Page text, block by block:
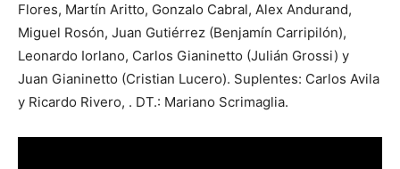
Flores, Martín Aritto, Gonzalo Cabral, Alex Andurand,
Miguel Rosón, Juan Gutiérrez (Benjamín Carripilón),
Leonardo Iorlano, Carlos Gianinetto (Julián Grossi) y
Juan Gianinetto (Cristian Lucero). Suplentes: Carlos Avila
y Ricardo Rivero, . DT.: Mariano Scrimaglia.